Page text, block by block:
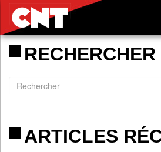
RECHERCHER
ARTICLES